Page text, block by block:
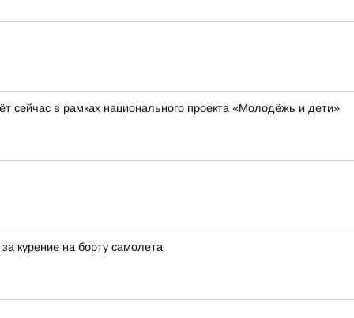
в рамках национального проекта «Молодёжь и дети»
курение на борту самолета